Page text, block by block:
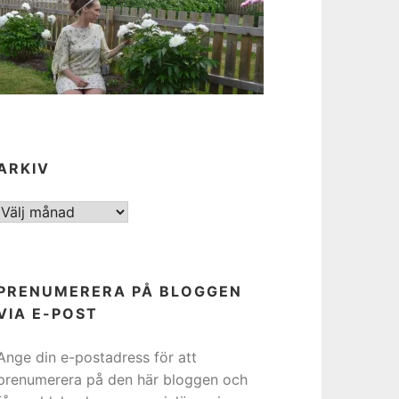
PÅ BLOGGEN
E-POST
din e-postadress för att
på den här bloggen och